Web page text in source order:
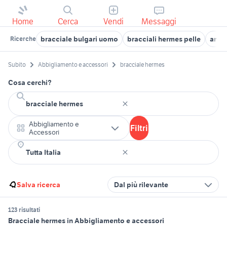
Home Cerca Vendi Messaggi
Ricerche bracciale bulgari uomo bracciali hermes pelle
Subito Abbigliamento e accessori bracciale hermes
Cosa cerchi?
Abbigliamento e
Accessori
Filtri
Salva ricerca Dal più rilevante
123 risultati
Bracciale hermes in Abbigliamento e accessori